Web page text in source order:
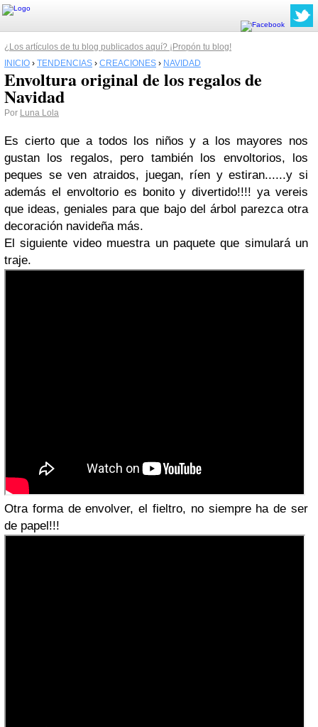
¿Los artículos de tu blog publicados aquí? ¡Propón tu blog!
INICIO › TENDENCIAS › CREACIONES › NAVIDAD
Envoltura original de los regalos de
Navidad
Por Luna Lola
Es cierto que a todos los niños y a los mayores nos
gustan los regalos, pero también los envoltorios, los
peques se ven atraidos, juegan, ríen y estiran......y si
además el envoltorio es bonito y divertido!!!! ya vereis
que ideas, geniales para que bajo del árbol parezca otra
decoración navideña más.
El siguiente video muestra un paquete que simulará un
traje.
Otra forma de envolver, el fieltro, no siempre ha de ser
de papel!!!